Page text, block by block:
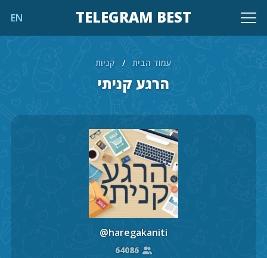
TELEGRAM BEST
EN
עמוד הבית / קניות
הרגע קניתי
@haregakaniti
64086